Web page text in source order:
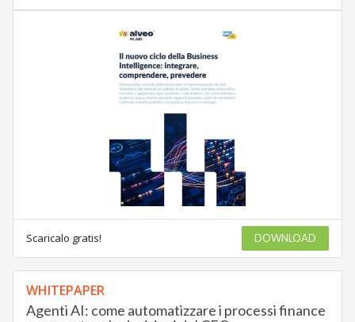
Scaricalo gratis! DOWNLOAD
WHITEPAPER
Agenti AI: come automatizzare i processi finance